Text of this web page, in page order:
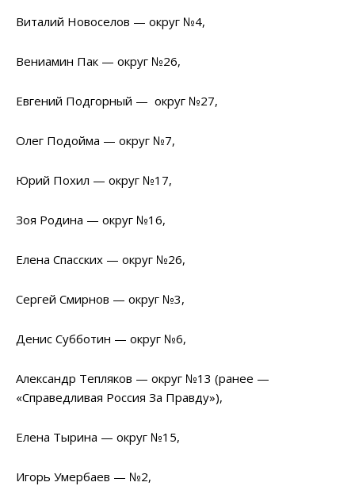
Виталий Новоселов — округ №4,
Вениамин Пак — округ №26,
Евгений Подгорный — округ №27,
Олег Подойма — округ №7,
Юрий Похил — округ №17,
Зоя Родина — округ №16,
Елена Спасских — округ №26,
Сергей Смирнов — округ №3,
Денис Субботин — округ №6,
Александр Тепляков — округ №13 (ранее —
«Справедливая Россия За Правду»),
Елена Тырина — округ №15,
Игорь Умербаев — №2,